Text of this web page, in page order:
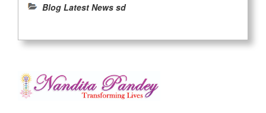
Blog Latest News sd